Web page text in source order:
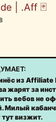
| .Aff 🃏
из
жарят за
вебов не
Милый
визжит.